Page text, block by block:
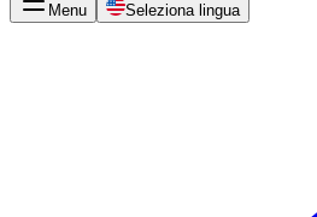
Menu Seleziona lingua